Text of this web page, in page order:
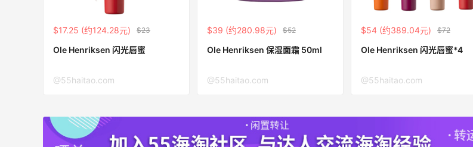
$17.25 (约124.28元) $23
Ole Henriksen 闪光唇蜜
@55haitao.com
$39 (约280.98元) $52
Ole Henriksen 保湿面霜 50ml
@55haitao.com
$54 (约389.04元) $72
Ole Henriksen 闪光唇蜜*4
@55haitao.com
Mac Duggal
30%返利
54人获得返利
ERGO Baby
42人获得返利